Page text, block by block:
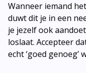
Wanneer iemand
duwt dit je in een
je jezelf ook
loslaat. Accepteer
echt ‘goed genoeg’